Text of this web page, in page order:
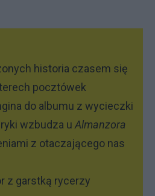
historia czasem się
pocztówek
do albumu z wycieczki
wzbudza u Almanzora
z otaczającego nas